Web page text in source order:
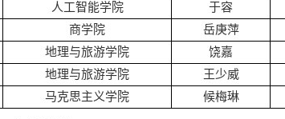
人工智能学院 于容
商学院 岳庚萍
地理与旅游学院 饶嘉
地理与旅游学院 王少威
马克思主义学院 候梅琳